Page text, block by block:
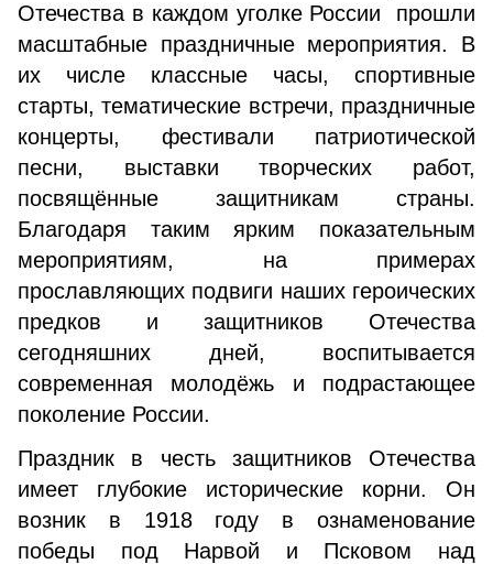
Отечества в каждом уголке России прошли
масштабные праздничные мероприятия. В
их числе классные часы, спортивные
старты, тематические встречи, праздничные
концерты, фестивали патриотической
песни, выставки творческих работ,
посвящённые защитникам страны.
Благодаря таким ярким показательным
мероприятиям, на примерах
прославляющих подвиги наших героических
предков и защитников Отечества
сегодняшних дней, воспитывается
современная молодёжь и подрастающее
поколение России.
Праздник в честь защитников Отечества
имеет глубокие исторические корни. Он
возник в 1918 году в ознаменование
победы под Нарвой и Псковом над